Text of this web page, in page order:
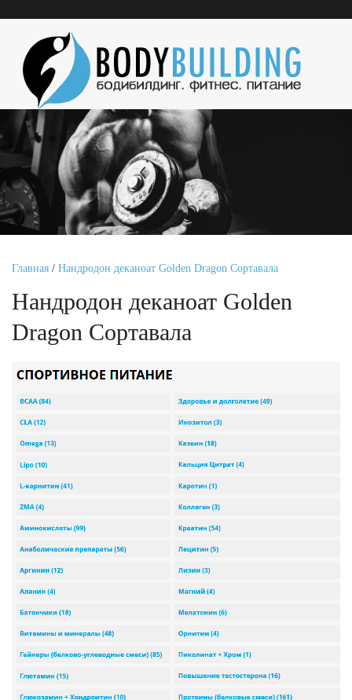
Главная / Нандродон деканоат Golden Dragon Сортавала
Нандродон деканоат Golden
Dragon Сортавала